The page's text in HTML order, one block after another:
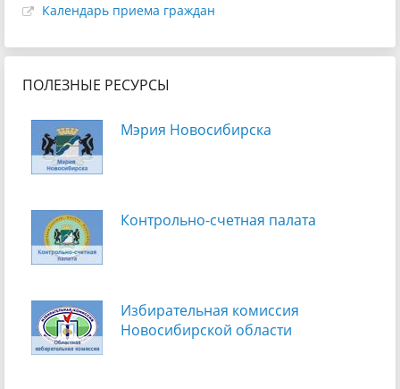
Календарь приема граждан
ПОЛЕЗНЫЕ РЕСУРСЫ
Мэрия Новосибирска
Контрольно-счетная палата
Избирательная комиссия
Новосибирской области